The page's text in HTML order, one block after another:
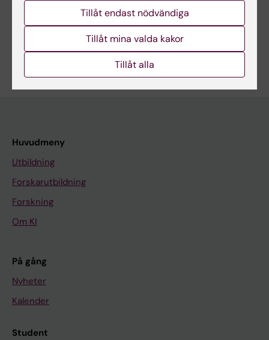
Huvudmeny
Utbildning
Forskarutbildning
Forskning
Om KI
På gång
Nyheter
Kalender
Student
Tillåt endast nödvändiga
Tillåt mina valda kakor
Tillåt alla